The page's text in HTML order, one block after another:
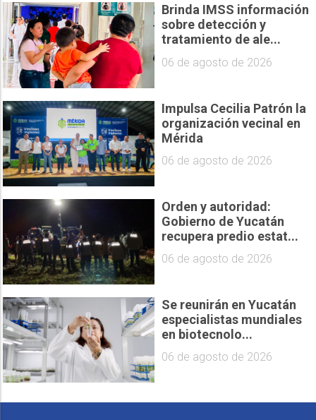
Brinda IMSS información
sobre detección y
tratamiento de ale...
06 de agosto de 2026
Impulsa Cecilia Patrón la
organización vecinal en
Mérida
06 de agosto de 2026
Orden y autoridad:
Gobierno de Yucatán
recupera predio estat...
06 de agosto de 2026
Se reunirán en Yucatán
especialistas mundiales
en biotecnolo...
06 de agosto de 2026